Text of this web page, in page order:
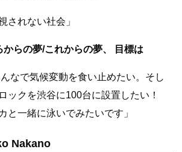
されない社会」
らの夢/これからの夢、 目標は
んなで気候変動を食い止めたい。そし
ックを渋谷に100台に設置したい！
と一緒に泳いでみたいです」
Nakano